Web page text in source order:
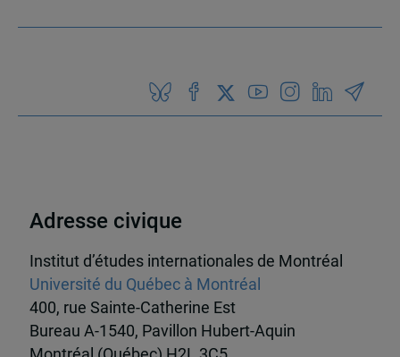
Adresse civique
Institut d’études internationales de Montréal
Université du Québec à Montréal
400, rue Sainte-Catherine Est
Bureau A-1540, Pavillon Hubert-Aquin